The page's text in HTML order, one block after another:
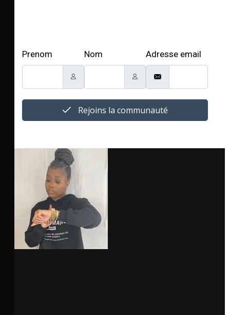
Prenom Nom Adresse email
Rejoins la communauté